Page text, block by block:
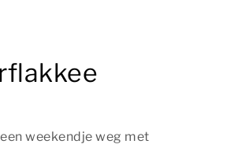
weekendje weg met